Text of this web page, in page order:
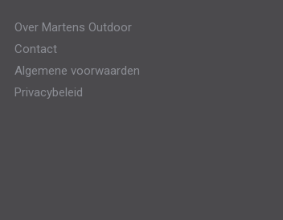
Over Martens Outdoor
Contact
Algemene voorwaarden
Privacybeleid